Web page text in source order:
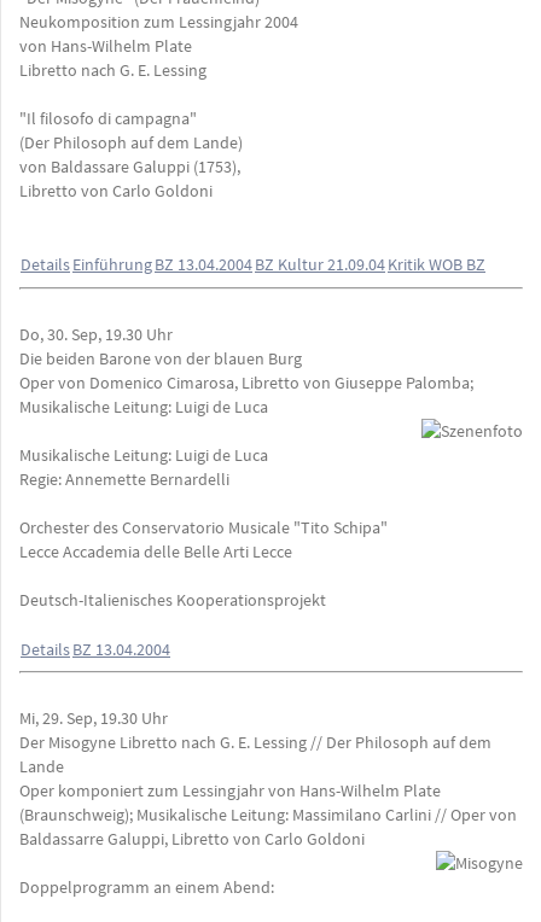
Neukomposition zum Lessingjahr 2004
von Hans-Wilhelm Plate
Libretto nach G. E. Lessing
"Il filosofo di campagna"
(Der Philosoph auf dem Lande)
von Baldassare Galuppi (1753),
Libretto von Carlo Goldoni
DetailsEinführungBZ 13.04.2004BZ Kultur 21.09.04Kritik WOB BZ
Do, 30. Sep, 19.30 Uhr
Die beiden Barone von der blauen Burg
Oper von Domenico Cimarosa, Libretto von Giuseppe Palomba;
Musikalische Leitung: Luigi de Luca
Musikalische Leitung: Luigi de Luca
Regie: Annemette Bernardelli
Orchester des Conservatorio Musicale "Tito Schipa"
Lecce Accademia delle Belle Arti Lecce
Deutsch-Italienisches Kooperationsprojekt
DetailsBZ 13.04.2004
Mi, 29. Sep, 19.30 Uhr
Der Misogyne Libretto nach G. E. Lessing // Der Philosoph auf dem
Lande
Oper komponiert zum Lessingjahr von Hans-Wilhelm Plate
(Braunschweig); Musikalische Leitung: Massimilano Carlini // Oper von
Baldassarre Galuppi, Libretto von Carlo Goldoni
Doppelprogramm an einem Abend: